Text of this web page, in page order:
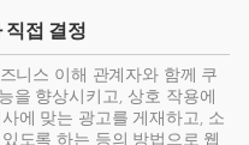
직접 결정
니스 이해 관계자와 함께 쿠
을 향상시키고, 상호 작용에
에 맞는 광고를 게재하고, 소
도록 하는 등의 방법으로 웹